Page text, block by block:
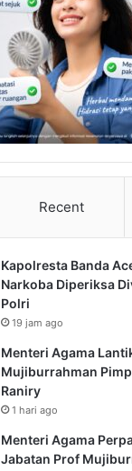
Recent
Kapolresta Banda
Narkoba Diperiksa
Polri
19 jam ago
Menteri Agama
Mujiburrahman
Raniry
1 hari ago
Menteri Agama
Jabatan Prof